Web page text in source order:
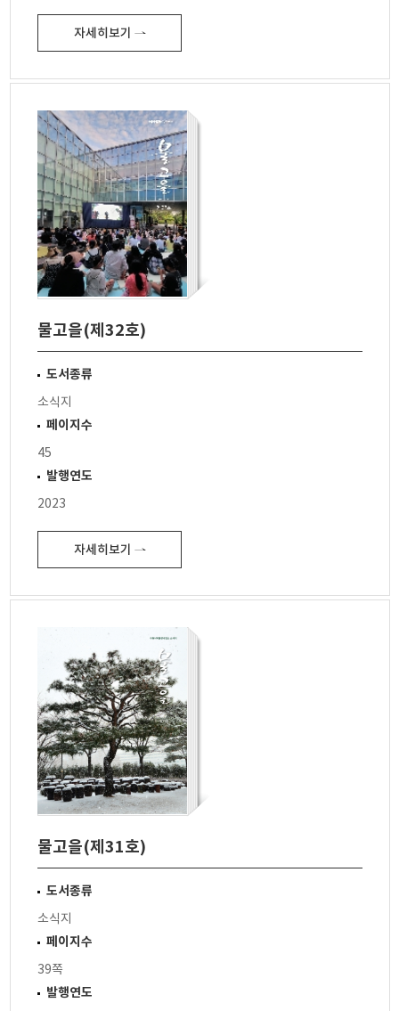
자세히보기 ⇀
물고을(제32호)
도서종류
소식지
페이지수
45
발행연도
2023
자세히보기 ⇀
물고을(제31호)
도서종류
소식지
페이지수
39쪽
발행연도